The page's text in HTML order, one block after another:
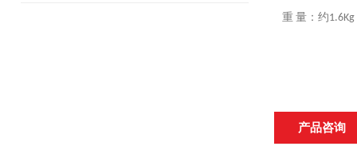
重 量：约1.6Kg
产品咨询